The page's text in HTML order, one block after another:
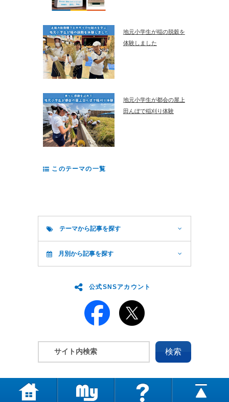
地元小学生が稲の脱穀を
体験しました
地元小学生が都会の屋上
田んぼで稲刈り体験
このテーマの一覧
テーマから記事を探す
月別から記事を探す
公式SNSアカウント